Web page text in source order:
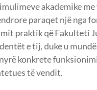
akademike
paraqet një nga
praktik që Fakulteti
e tij, duke u
konkrete
të vendit.